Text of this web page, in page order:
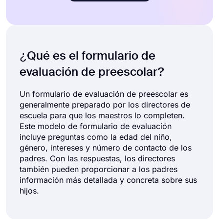
¿Qué es el formulario de
evaluación de preescolar?
Un formulario de evaluación de preescolar es
generalmente preparado por los directores de
escuela para que los maestros lo completen.
Este modelo de formulario de evaluación
incluye preguntas como la edad del niño,
género, intereses y número de contacto de los
padres. Con las respuestas, los directores
también pueden proporcionar a los padres
información más detallada y concreta sobre sus
hijos.